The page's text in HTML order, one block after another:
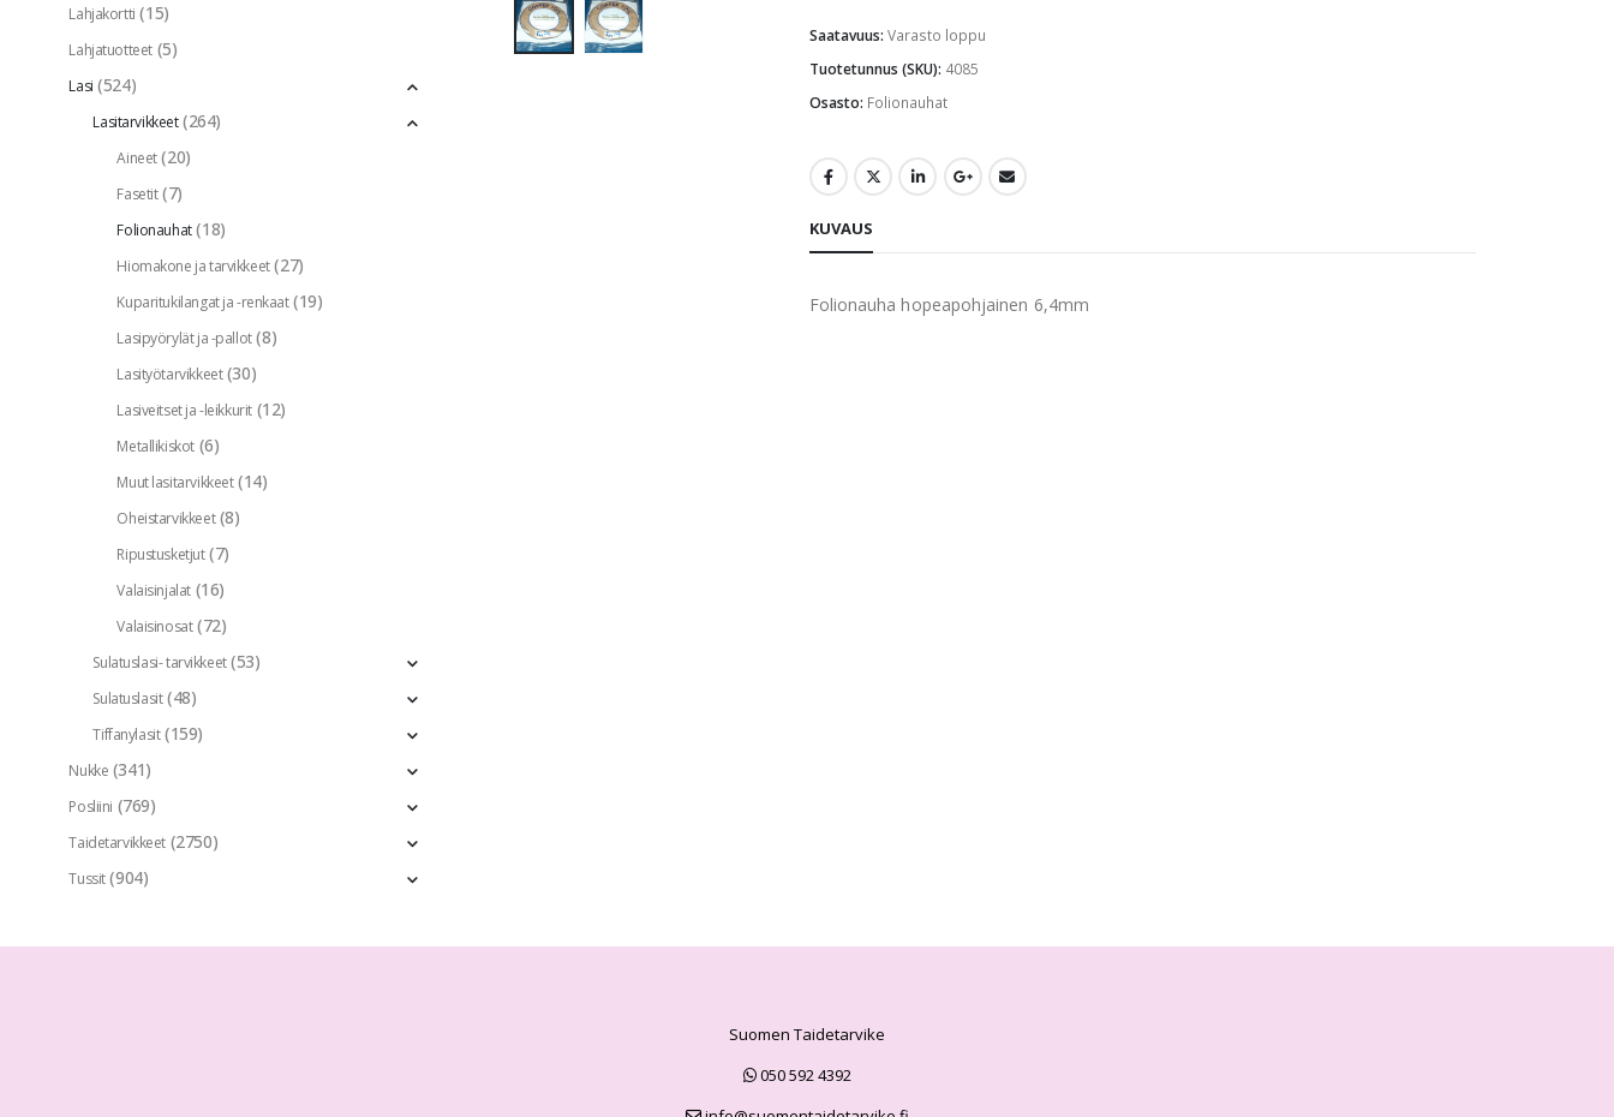
Saatavuus: Varasto loppu
Tuotetunnus (SKU): 4085
Osasto: Folionauhat
KUVAUS
Folionauha hopeapohjainen 6,4mm
Lahjakortti (15)
Lahjatuotteet (5)
Lasi (524)
Lasitarvikkeet (264)
Aineet (20)
Fasetit (7)
Folionauhat (18)
Hiomakone ja tarvikkeet (27)
Kuparitukilangat ja -renkaat (19)
Lasipyörylät ja -pallot (8)
Lasityötarvikkeet (30)
Lasiveitset ja -leikkurit (12)
Metallikiskot (6)
Muut lasitarvikkeet (14)
Oheistarvikkeet (8)
Ripustusketjut (7)
Valaisinjalat (16)
Valaisinosat (72)
Sulatuslasi- tarvikkeet (53)
Sulatuslasit (48)
Tiffanylasit (159)
Nukke (341)
Posliini (769)
Taidetarvikkeet (2750)
Tussit (904)
Suomen Taidetarvike
050 592 4392